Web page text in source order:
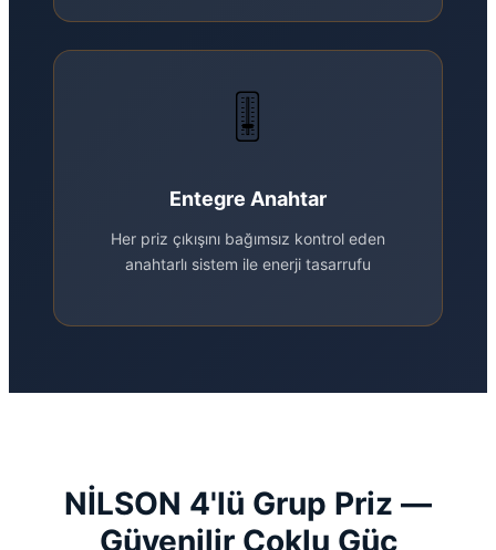
🎚️
Entegre Anahtar
Her priz çıkışını bağımsız kontrol eden
anahtarlı sistem ile enerji tasarrufu
NİLSON 4'lü Grup Priz —
Güvenilir Çoklu Güç